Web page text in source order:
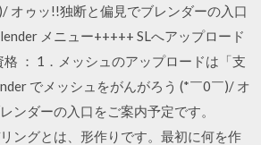
オゥッ!!独断と偏見でブレンダーの入口
メニュー+++++ SLへアップロード
： 1．メッシュのアップロードは「支
でメッシュをがんがろう (*￣0￣)/ オ
ンダーの入口をご案内予定です。
ングとは、形作りです。最初に何を作